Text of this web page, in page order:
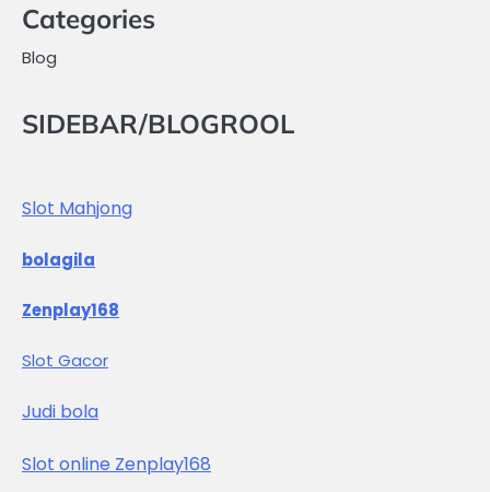
Categories
Blog
SIDEBAR/BLOGROOL
Slot Mahjong
bolagila
Zenplay168
Slot Gacor
Judi bola
Slot online Zenplay168